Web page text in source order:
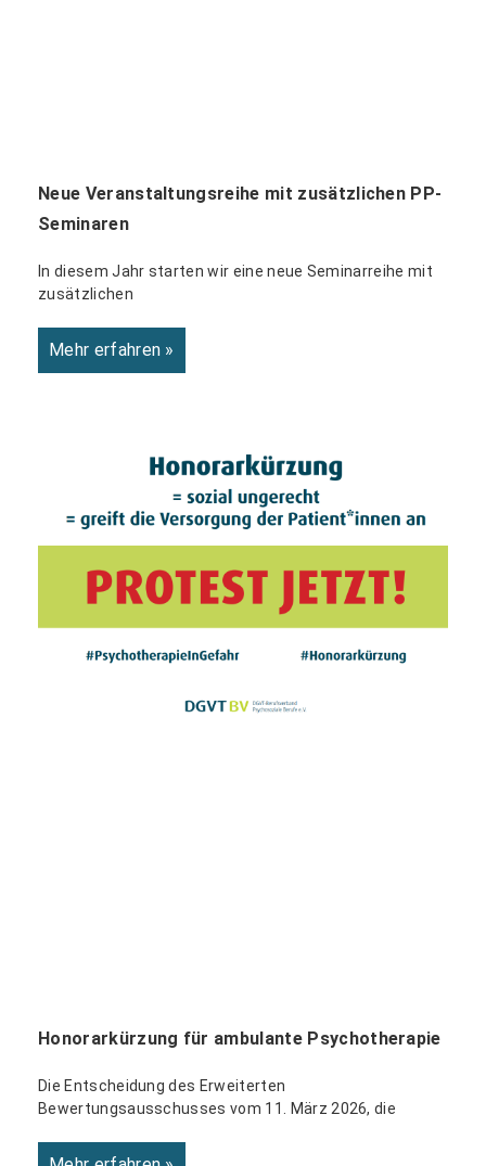
Neue Veranstaltungsreihe mit zusätzlichen PP-
Seminaren
In diesem Jahr starten wir eine neue Seminarreihe mit
zusätzlichen
Mehr erfahren »
Honorarkürzung für ambulante Psychotherapie
Die Entscheidung des Erweiterten
Bewertungsausschusses vom 11. März 2026, die